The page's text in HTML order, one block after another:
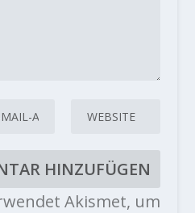
Akismet, um